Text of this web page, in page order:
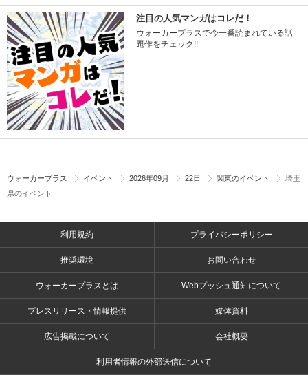
注目の人気マンガはコレだ！
ウォーカープラスで今一番読まれている話
題作をチェック!!
ウォーカープラス イベント 2026年09月 22日 関東のイベント
埼玉
県のイベント
利用規約 プライバシーポリシー
推奨環境 お問い合わせ
ウォーカープラスとは Webプッシュ通知について
プレスリリース・情報提供 媒体資料
広告掲載について 会社概要
利用者情報の外部送信について